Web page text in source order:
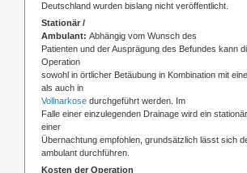
Deutschland wurden bislang nicht veröffentlicht.
Stationär /
Ambulant: Abhängig vom Wunsch des
Patienten und der Ausprägung des Befundes kann
Operation
sowohl in örtlicher Betäubung in Kombination mit
als auch in
Vollnarkose durchgeführt werden. Im
Falle einer einzulegenden Drainage wird ein
einer
Übernachtung empfohlen, grundsätzlich lässt sich
ambulant durchführen.
Kosten der Operation